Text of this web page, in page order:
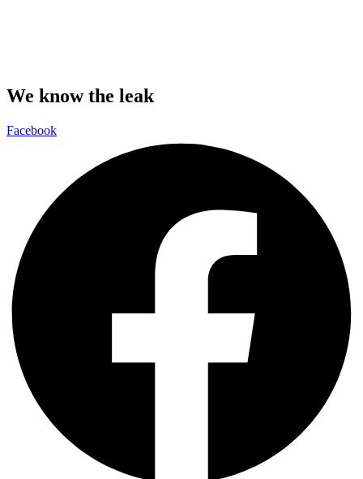
We know the leak
Facebook